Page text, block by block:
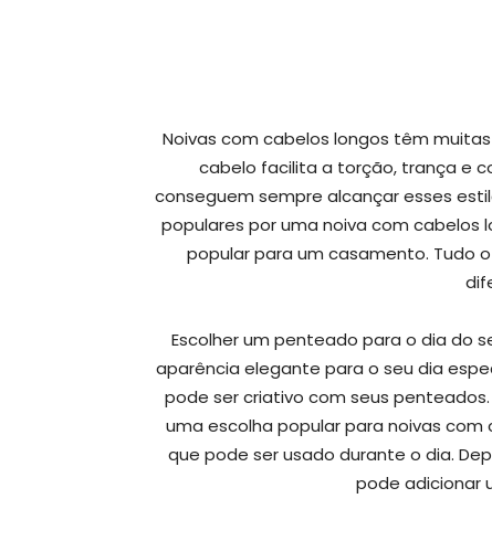
Noivas com cabelos longos têm
cabelo facilita a torção, trança e
conseguem sempre alcançar esses
populares por uma noiva com cabelos
popular para um casamento. Tudo
Escolher um penteado para o dia do
aparência elegante para o seu dia
pode ser criativo com seus
uma escolha popular para noivas
que pode ser usado durante o dia.
pode adicionar